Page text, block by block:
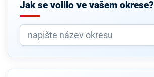
Jak se volilo ve vašem okrese?